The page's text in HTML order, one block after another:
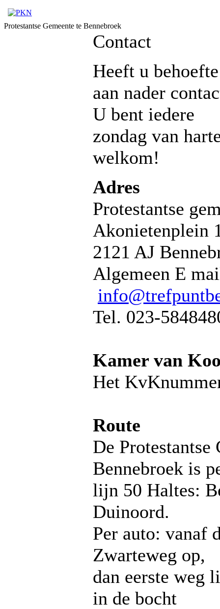
Protestantse Gemeente te Bennebroek
Contact
Heeft u behoefte
aan nader
U bent iedere
zondag van
welkom!
Adres
Protestantse
Akonietenplein
2121 AJ
Algemeen E
Tel. 023-
Kamer van
Het
Route
De Protestantse
Bennebroek is
lijn 50 Haltes:
Duinoord.
Per auto: vanaf
Zwarteweg op,
dan eerste weg
in de bocht